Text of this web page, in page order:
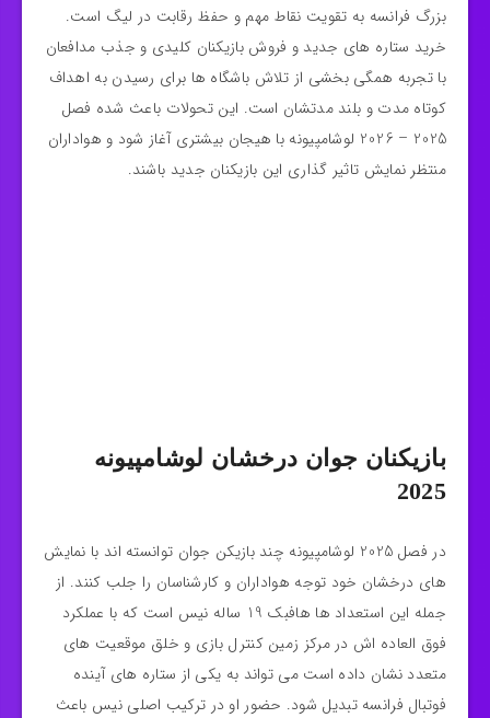
بزرگ فرانسه به تقویت نقاط مهم و حفظ رقابت در لیگ است.
خرید ستاره‌ های جدید و فروش بازیکنان کلیدی و جذب مدافعان
با تجربه همگی بخشی از تلاش باشگاه‌ ها برای رسیدن به اهداف
کوتاه‌ مدت و بلند مدتشان است. این تحولات باعث شده فصل
2025 – 2026 لوشامپیونه با هیجان بیشتری آغاز شود و هواداران
منتظر نمایش تاثیر گذاری این بازیکنان جدید باشند.
بازیکنان جوان درخشان لوشامپیونه
2025
در فصل 2025 لوشامپیونه چند بازیکن جوان توانسته‌ اند با نمایش‌
های درخشان خود توجه هواداران و کارشناسان را جلب کنند. از
جمله این استعداد ها هافبک 19 ساله نیس است که با عملکرد
فوق‌ العاده‌ اش در مرکز زمین کنترل بازی و خلق موقعیت‌ های
متعدد نشان داده است می‌ تواند به یکی از ستاره‌ های آینده
فوتبال فرانسه تبدیل شود. حضور او در ترکیب اصلی نیس باعث